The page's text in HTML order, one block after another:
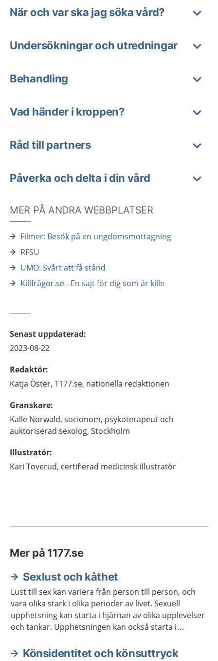
När och var ska jag söka vård?
Undersökningar och utredningar
Behandling
Vad händer i kroppen?
Råd till partners
Påverka och delta i din vård
MER PÅ ANDRA WEBBPLATSER
Filmer: Besök på en ungdomsmottagning
RFSU
UMO: Svårt att få stånd
Killfrågor.se - En sajt för dig som är kille
Senast uppdaterad:
2023-08-22
Redaktör:
Katja Öster, 1177.se, nationella redaktionen
Granskare:
Kalle Norwald, socionom, psykoterapeut och
auktoriserad sexolog, Stockholm
Illustratör:
Kari Toverud, certifierad medicinsk illustratör
Mer på 1177.se
Sexlust och kåthet
Lust till sex kan variera från person till person, och
vara olika stark i olika perioder av livet. Sexuell
upphetsning kan starta i hjärnan av olika upplevelser
och tankar. Upphetsningen kan också starta i
själv eller någon annan.
Könsidentitet och könsuttryck